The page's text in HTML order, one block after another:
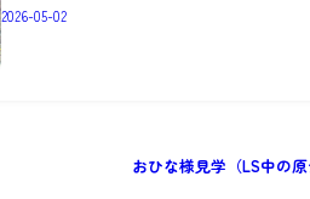
2026-05-02
おひな様見学（LS中の原